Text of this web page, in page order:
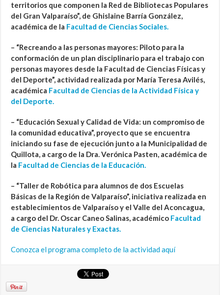
territorios que componen la Red de Bibliotecas Populares
del Gran Valparaíso”, de Ghislaine Barría González,
académica de la Facultad de Ciencias Sociales.
– “Recreando a las personas mayores: Piloto para la
conformación de un plan disciplinario para el trabajo con
personas mayores desde la Facultad de Ciencias Físicas y
del Deporte”, actividad realizada por María Teresa Avilés,
académica Facultad de Ciencias de la Actividad Física y
del Deporte.
– “Educación Sexual y Calidad de Vida: un compromiso de
la comunidad educativa”, proyecto que se encuentra
iniciando su fase de ejecución junto a la Municipalidad de
Quillota, a cargo de la Dra. Verónica Pasten, académica de
la Facultad de Ciencias de la Educación.
– “Taller de Robótica para alumnos de dos Escuelas
Básicas de la Región de Valparaíso”, iniciativa realizada en
establecimientos de Valparaíso y el Valle del Aconcagua,
a cargo del Dr. Oscar Caneo Salinas, académico Facultad
de Ciencias Naturales y Exactas.
Conozca el programa completo de la actividad aquí